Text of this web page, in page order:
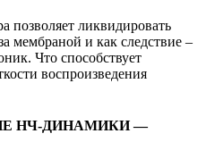
позволяет ликвидировать
мембраной и как следствие –
Что способствует
воспроизведения
НЧ-ДИНАМИКИ —